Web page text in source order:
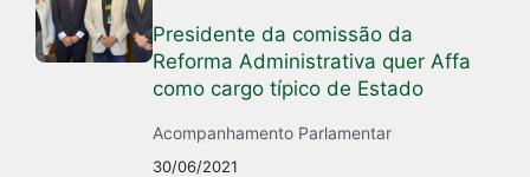
Presidente da comissão da
Reforma Administrativa quer Affa
como cargo típico de Estado
Acompanhamento Parlamentar
30/06/2021